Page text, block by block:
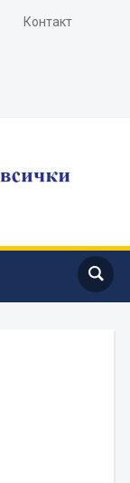
Контакт